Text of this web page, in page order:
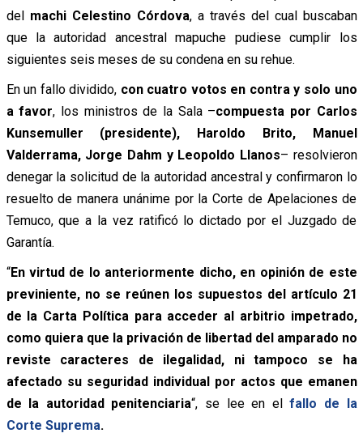
del machi Celestino Córdova, a través del cual buscaban
que la autoridad ancestral mapuche pudiese cumplir los
siguientes seis meses de su condena en su rehue.
En un fallo dividido, con cuatro votos en contra y solo uno
a favor, los ministros de la Sala –compuesta por Carlos
Kunsemuller (presidente), Haroldo Brito, Manuel
Valderrama, Jorge Dahm y Leopoldo Llanos– resolvieron
denegar la solicitud de la autoridad ancestral y confirmaron lo
resuelto de manera unánime por la Corte de Apelaciones de
Temuco, que a la vez ratificó lo dictado por el Juzgado de
Garantía.
“En virtud de lo anteriormente dicho, en opinión de este
previniente, no se reúnen los supuestos del artículo 21
de la Carta Política para acceder al arbitrio impetrado,
como quiera que la privación de libertad del amparado no
reviste caracteres de ilegalidad, ni tampoco se ha
afectado su seguridad individual por actos que emanen
de la autoridad penitenciaria“, se lee en elfallo de la
Corte Suprema.